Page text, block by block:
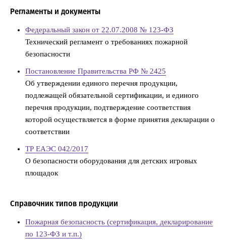
Регламенты и документы
Федеральный закон от 22.07.2008 № 123-ФЗ
Технический регламент о требованиях пожарной
безопасности
Постановление Правительства РФ № 2425
Об утверждении единого перечня продукции,
подлежащей обязательной сертификации, и единого
перечня продукции, подтверждение соответствия
которой осуществляется в форме принятия декларации о
соответствии
ТР ЕАЭС 042/2017
О безопасности оборудования для детских игровых
площадок
Справочник типов продукции
Пожарная безопасность (сертификация, декларирование
по 123-ФЗ и т.п.)